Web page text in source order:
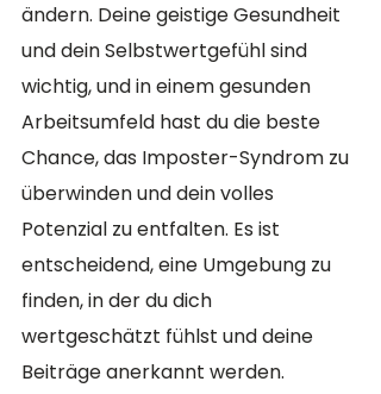
ändern. Deine geistige Gesundheit
und dein Selbstwertgefühl sind
wichtig, und in einem gesunden
Arbeitsumfeld hast du die beste
Chance, das Imposter-Syndrom zu
überwinden und dein volles
Potenzial zu entfalten. Es ist
entscheidend, eine Umgebung zu
finden, in der du dich
wertgeschätzt fühlst und deine
Beiträge anerkannt werden.